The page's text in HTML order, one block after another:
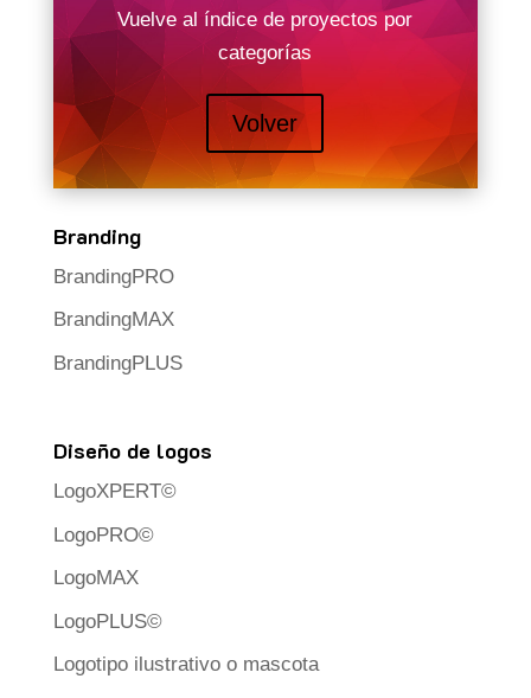
Vuelve al índice de proyectos por
categorías
Volver
Branding
BrandingPRO
BrandingMAX
BrandingPLUS
Diseño de logos
LogoXPERT©
LogoPRO©
LogoMAX
LogoPLUS©
Logotipo ilustrativo o mascota